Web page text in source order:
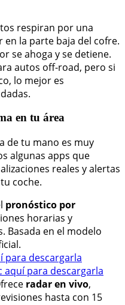
respiran por una
en la parte baja del cofre.
se ahoga y se detiene.
autos off-road, pero si
lo mejor es
en tu área
de tu mano es muy
algunas apps que
reales y alertas
coche.
pronóstico por
horarias y
Basada en el modelo
para descargarla
aquí para descargarla
radar en vivo,
hasta con 15